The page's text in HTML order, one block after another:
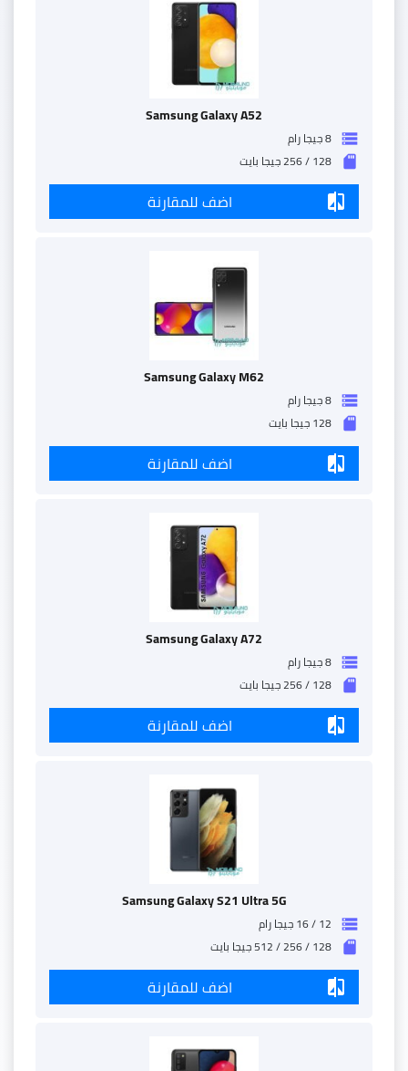
Samsung Galaxy A52
storage 8 جيجا رام
sd_storage 128 / 256 جيجا بايت
compare اضف للمقارنة
Samsung Galaxy M62
storage 8 جيجا رام
sd_storage 128 جيجا بايت
compare اضف للمقارنة
Samsung Galaxy A72
storage 8 جيجا رام
sd_storage 128 / 256 جيجا بايت
compare اضف للمقارنة
Samsung Galaxy S21 Ultra 5G
storage 12 / 16 جيجا رام
sd_storage 128 / 256 / 512 جيجا بايت
compare اضف للمقارنة